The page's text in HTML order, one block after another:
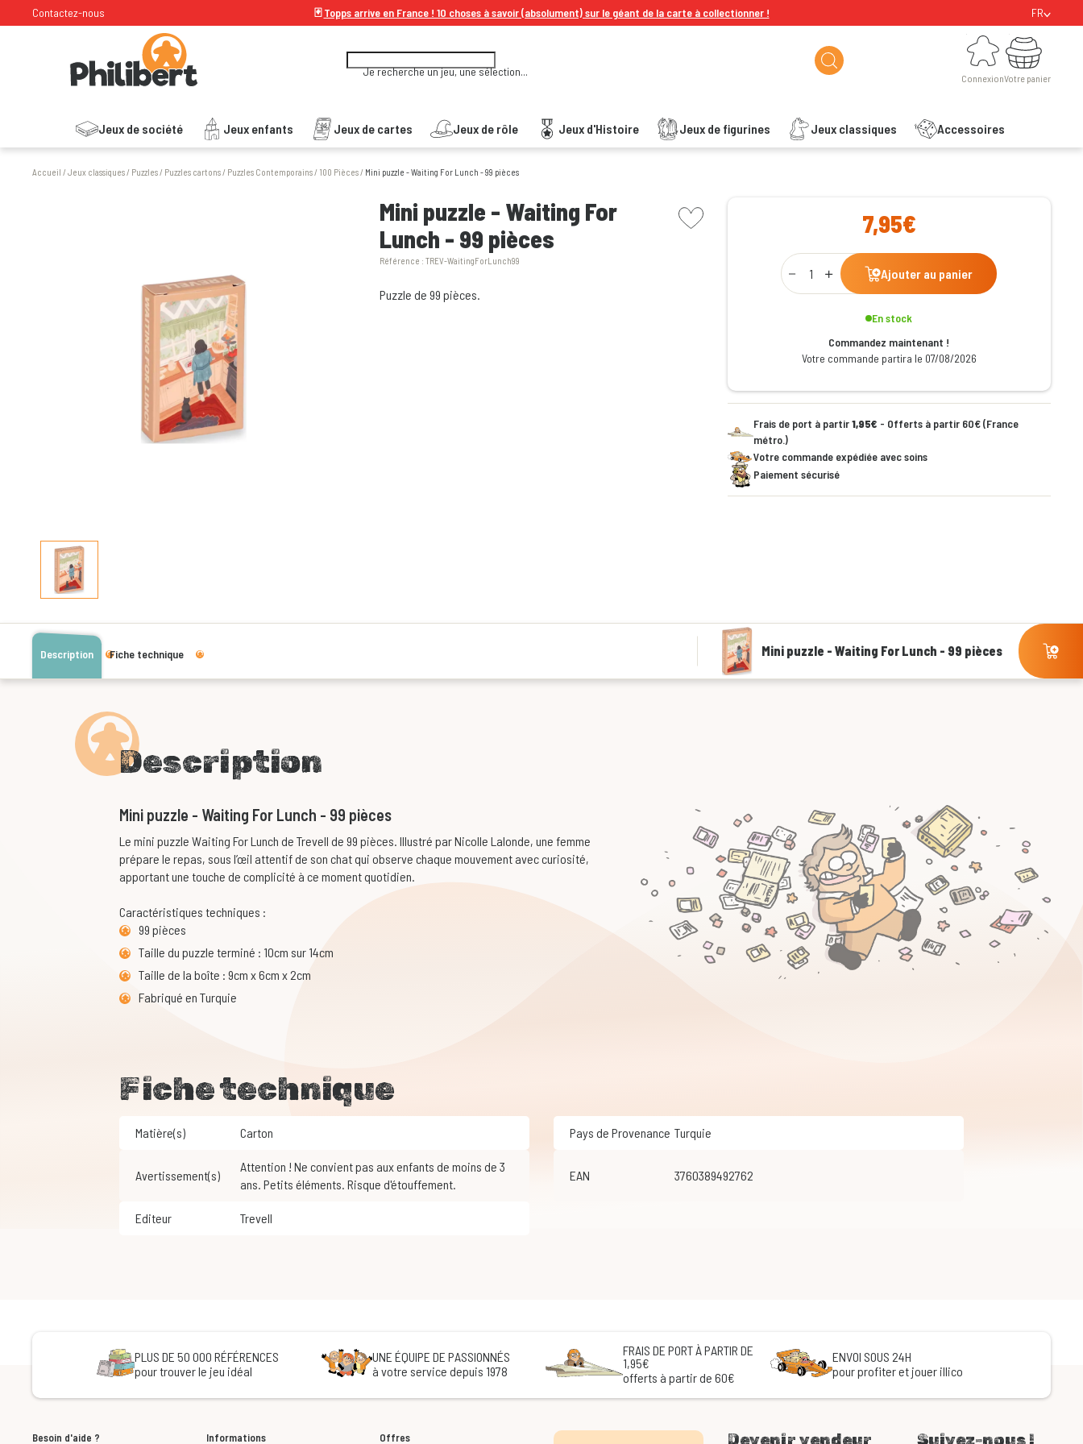
Contactez-nous 🃏Topps arrive en France ! 10 choses à savoir (absolument) sur le géant de la carte à collectionner ! FR
Je recherche un jeu, une sélection...
Connexion
Connexion
Jeux de société Jeux enfants Jeux de cartes Jeux de rôle Jeux d'Histoire Jeux de figurines Jeux classiques Accessoires
Votre panier
Votre panier
Accueil /Jeux classiques/ Puzzles/ Puzzles cartons/ Puzzles Contemporains/ 100 Pièces/ Mini puzzle - Waiting For Lunch - 99 pièces
Mini puzzle - Waiting For
Lunch - 99 pièces
Référence :TREV-WaitingForLunch99
picto wishlist
Puzzle de 99 pièces.
7,95€
Qty
Ajouter au panier
En stock
Commandez maintenant !
Votre commande partira le 07/08/2026
Frais de port à partir1,95€ - Offerts à partir 60€ (France
métro.)
Votre commande expédiée avec soins
Paiement sécurisé
Description Fiche technique Mini puzzle - Waiting For Lunch - 99 pièces
Description
Mini puzzle - Waiting For Lunch - 99 pièces
Le mini puzzle Waiting For Lunch de Trevell de 99 pièces. Illustré par Nicolle Lalonde, une femme
prépare le repas, sous l’œil attentif de son chat qui observe chaque mouvement avec curiosité,
apportant une touche de complicité à ce moment quotidien.
Caractéristiques techniques :
99 pièces
Taille du puzzle terminé : 10cm sur 14cm
Taille de la boîte : 9cm x 6cm x 2cm
Fabriqué en Turquie
Fiche technique
Matière(s) Carton Pays de Provenance Turquie
Avertissement(s)
Attention ! Ne convient pas aux enfants de moins de 3
ans. Petits éléments. Risque d'étouffement.
EAN 3760389492762
Editeur Trevell
PLUS DE 50 000 RÉFÉRENCES
pour trouver le jeu idéal
UNE ÉQUIPE DE PASSIONNÉS
à votre service depuis 1978
FRAIS DE PORT À PARTIR DE
1,95€
offerts à partir de 60€
ENVOI SOUS 24H
pour profiter et jouer illico
Besoin d'aide ? Informations Offres Devenir vendeur Suivez-nous !